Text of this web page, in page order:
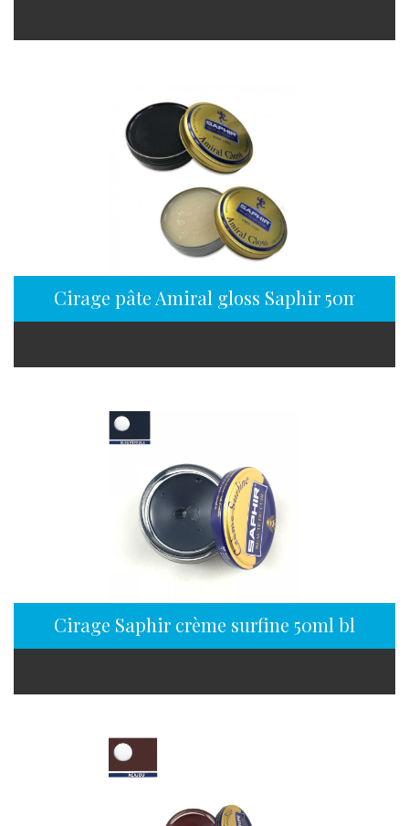
Cirage pâte Amiral gloss Saphir 50ml
Cirage Saphir crème surfine 50ml bleu